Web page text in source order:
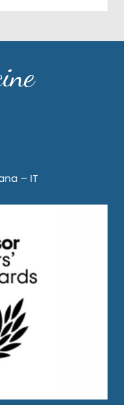
– IT